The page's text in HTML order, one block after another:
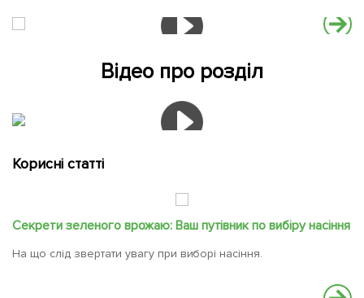
Відео про розділ
Корисні статті
Секрети зеленого врожаю: Ваш путівник по вибіру насіння
На що слід звертати увагу при виборі насіння.